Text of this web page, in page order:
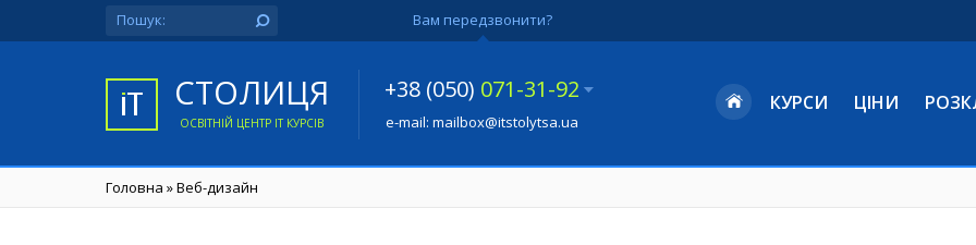
СТОЛИЦЯ
ОСВІТНІЙ ЦЕНТР IT КУРСІВ
+38 (050) 071-31-92
e-mail: mailbox@itstolytsa.ua
Вам передзвонити?
КУРСИ ЦІНИ
Головна »Веб-дизайн